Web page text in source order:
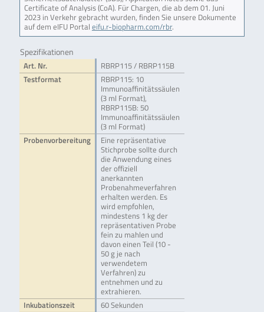
Certificate of Analysis (CoA). Für Chargen, die ab dem 01. Juni
2023 in Verkehr gebracht wurden, finden Sie unsere Dokumente
auf dem eIFU Portal eifu.r-biopharm.com/rbr.
Spezifikationen
Art. Nr.
RBRP115 / RBRP115B
Testformat
RBRP115: 10
Immunoaffinitätssäulen
(3 ml Format),
RBRP115B: 50
Immunoaffinitätssäulen
(3 ml Format)
Probenvorbereitung
Eine repräsentative
Stichprobe sollte durch
die Anwendung eines
der offiziell
anerkannten
Probenahmeverfahren
erhalten werden. Es
wird empfohlen,
mindestens 1 kg der
repräsentativen Probe
fein zu mahlen und
davon einen Teil (10 -
50 g je nach
verwendetem
Verfahren) zu
entnehmen und zu
extrahieren.
Inkubationszeit
60 Sekunden